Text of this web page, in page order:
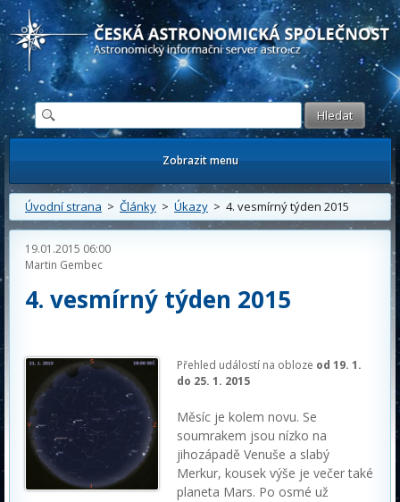
Česká astronomická společnost - Informační astronomický server
Zobrazit menu
Úvodní strana > Články > Úkazy > 4. vesmírný týden 2015
19.01.2015 06:00
Martin Gembec
4. vesmírný týden 2015
Přehled událostí na obloze od 19. 1.
do 25. 1. 2015
Měsíc je kolem novu. Se
soumrakem jsou nízko na
jihozápadě Venuše a slabý
Merkur, kousek výše je večer také
planeta Mars. Po osmé už